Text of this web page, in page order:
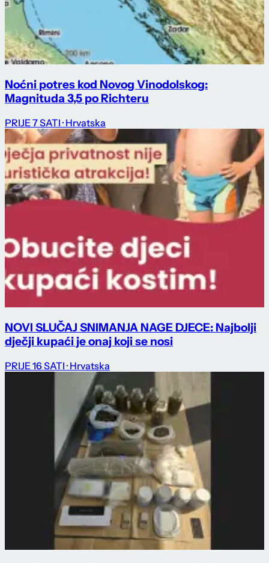
Noćni potres kod Novog Vinodolskog:
Magnituda 3,5 po Richteru
PRIJE 7 SATI · Hrvatska
NOVI SLUČAJ SNIMANJA NAGE DJECE: Najbolji
dječji kupaći je onaj koji se nosi
PRIJE 16 SATI · Hrvatska